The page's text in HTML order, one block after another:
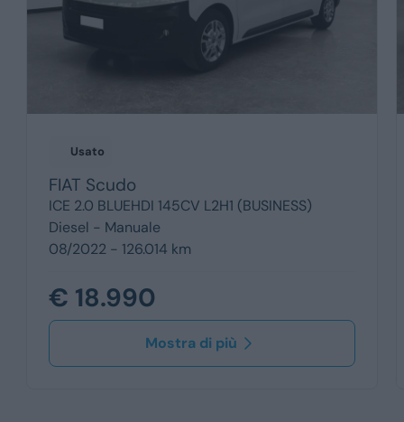
Usato
FIAT Scudo
ICE 2.0 BLUEHDI 145CV L2H1 (BUSINESS)
Diesel - Manuale
08/2022 - 126.014 km
€ 18.990
Mostra di più